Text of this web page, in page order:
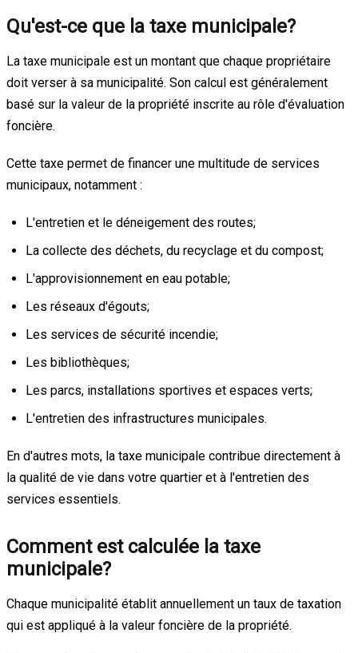
Qu'est-ce que la taxe municipale?
La taxe municipale est un montant que chaque propriétaire
doit verser à sa municipalité. Son calcul est généralement
basé sur la valeur de la propriété inscrite au rôle d'évaluation
foncière.
Cette taxe permet de financer une multitude de services
municipaux, notamment :
L'entretien et le déneigement des routes;
La collecte des déchets, du recyclage et du compost;
L'approvisionnement en eau potable;
Les réseaux d'égouts;
Les services de sécurité incendie;
Les bibliothèques;
Les parcs, installations sportives et espaces verts;
L'entretien des infrastructures municipales.
En d'autres mots, la taxe municipale contribue directement à
la qualité de vie dans votre quartier et à l'entretien des
services essentiels.
Comment est calculée la taxe
municipale?
Chaque municipalité établit annuellement un taux de taxation
qui est appliqué à la valeur foncière de la propriété.